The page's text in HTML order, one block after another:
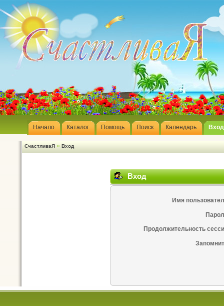
Начало Каталог Помощь Поиск Календарь Вход
СчастливаЯ » Вход
Вход
Имя
Продолжительность